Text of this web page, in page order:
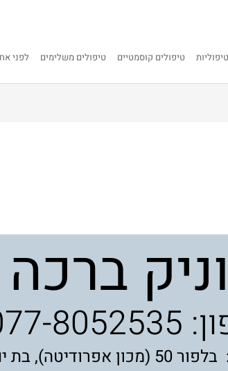
טיפולים קוסמטיים טיפולים משלימים לפני
ברכה
8052535
אפרודיטה), בת ים